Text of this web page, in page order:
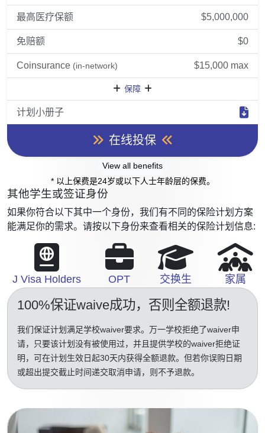
最高医疗保额 $5,000,000
免赔额 $0
Coinsurance (in-network) $15,000 max
保障
计划小册子
在线投保
View all benefits
* 以上保费是24岁或以下人士年龄层的保费。
其他学生或签证身份
如果你符合以下其中一个身份，我们有不同的保险计划方案
能满足你的需求。请按以下身份来查看相关的保险计划信息:
J Visa Holders OPT 交换生 家属
100%保证waive成功，否则全额退款!
我们保证计划满足学校waiver要求。万一学校拒绝了waiver申
请，只要该计划没有被使用过，并且提供学校的waiver拒绝证
明，可在计划生效日起30天内获得全额退款。但若你误购日期
或超出提交截止时间递交取消申请，则不予退款。